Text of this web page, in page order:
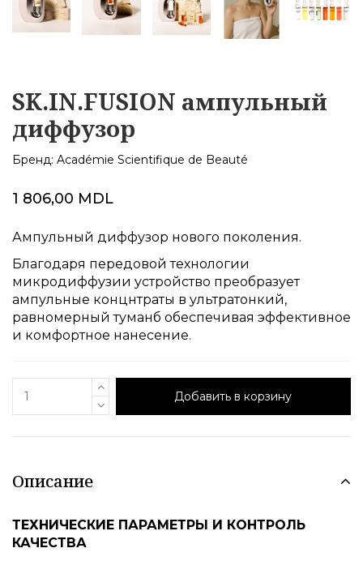
SK.IN.FUSION ампульный
диффузор
Бренд: Académie Scientifique de Beauté
1 806,00 MDL
Ампульный диффузор нового поколения.
Благодаря передовой технологии
микродиффузии устройство преобразует
ампульные концнтраты в ультратонкий,
равномерный туманб обеспечивая эффективное
и комфортное нанесение.
Добавить в корзину
Описание
ТЕХНИЧЕСКИЕ ПАРАМЕТРЫ И КОНТРОЛЬ
КАЧЕСТВА